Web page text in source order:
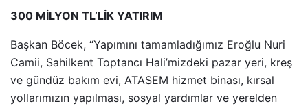
300 MİLYON TL’LİK YATIRIM
Başkan Böcek, “Yapımını tamamladığımız Eroğlu Nuri
Camii, Sahilkent Toptancı Hali’mizdeki pazar yeri, kreş
ve gündüz bakım evi, ATASEM hizmet binası, kırsal
yollarımızın yapılması, sosyal yardımlar ve yerelden